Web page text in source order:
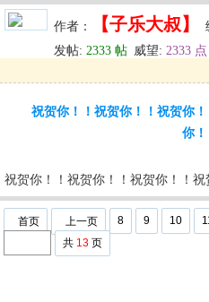
作者： 【子乐大叔】
发帖: 2333 帖 威望: 2333 点
回复 u 编辑 u
祝贺你！！祝贺你！！祝贺你
你！
祝贺你！！祝贺你！！祝贺你！！祝
首页 上一页 8 9 10
共 13 页